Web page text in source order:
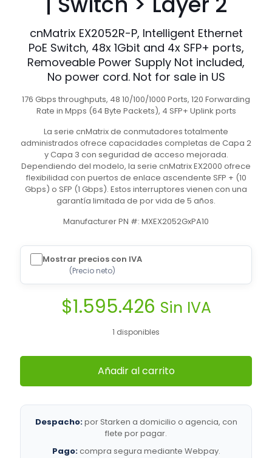
cnMatrix EX2052R-P, Intelligent Ethernet
PoE Switch, 48x 1Gbit and 4x SFP+ ports,
Removeable Power Supply Not included,
No power cord. Not for sale in US
176 Gbps throughputs, 48 10/100/1000 Ports, 120 Forwarding
Rate in Mpps (64 Byte Packets), 4 SFP+ Uplink ports
La serie cnMatrix de conmutadores totalmente
administrados ofrece capacidades completas de Capa 2
y Capa 3 con seguridad de acceso mejorada.
Dependiendo del modelo, la serie cnMatrix EX2000 ofrece
flexibilidad con puertos de enlace ascendente SFP + (10
Gbps) o SFP (1 Gbps). Estos interruptores vienen con una
garantía limitada de por vida de 5 años.
Manufacturer PN #: MXEX2052GxPA10
Mostrar precios con IVA
(Precio neto)
$1.595.426 Sin IVA
1 disponibles
Añadir al carrito
Despacho:por Starken a domicilio o agencia, con
flete por pagar.
Pago:compra segura mediante Webpay.